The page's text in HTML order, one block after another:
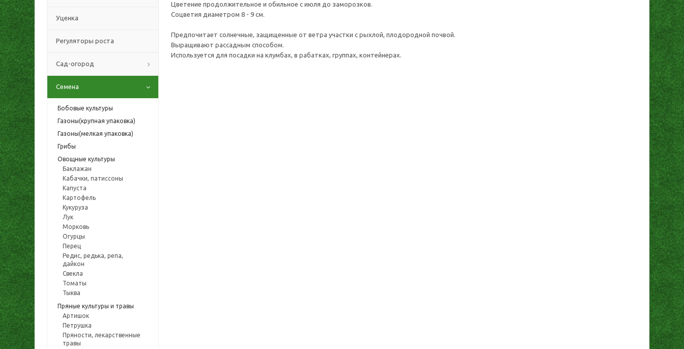
Уценка
Регуляторы роста
Сад-огород
Семена
Бобовые культуры
Газоны(крупная упаковка)
Газоны(мелкая упаковка)
Грибы
Овощные культуры
Баклажан
Кабачки, патиссоны
Капуста
Картофель
Кукуруза
Лук
Морковь
Огурцы
Перец
Редис, редька, репа,
дайкон
Свекла
Томаты
Тыква
Пряные культуры и травы
Артишок
Петрушка
Пряности, лекарственные
травы
Цветение продолжительное и обильное с июля до заморозков.
Соцветия диаметром 8 - 9 см.
Предпочитает солнечные, защищенные от ветра участки с рыхлой, плодородной почвой.
Выращивают рассадным способом.
Используется для посадки на клумбах, в рабатках, группах, контейнерах.